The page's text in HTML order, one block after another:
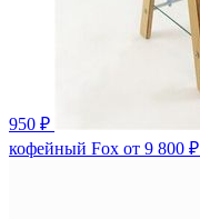
950 ₽
кофейный Fox от 9 800 ₽